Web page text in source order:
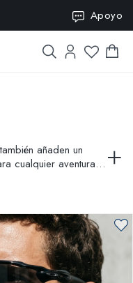
Apoyo
añaden un
cualquier aventura al